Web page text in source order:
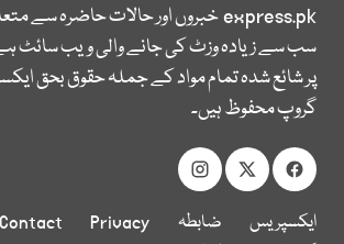
express.pkخبروں اور حالات حاضرہ سے
سب سے زیادہ وزٹ کی جانے والی ویب سائٹ
پر شائع شدہ تمام مواد کے جملہ حقوق بحق
گروپ محفوظ ہیں۔
ایکسپریس
ضابطہ
Privacy
Contact